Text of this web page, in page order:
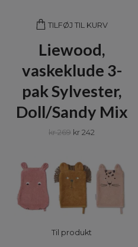
TILFØJ TIL KURV
Liewood,
vaskeklude 3-
pak Sylvester,
Doll/Sandy Mix
kr 269 kr 242
Til produkt